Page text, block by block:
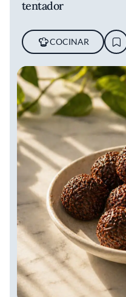
tentador
COCINAR